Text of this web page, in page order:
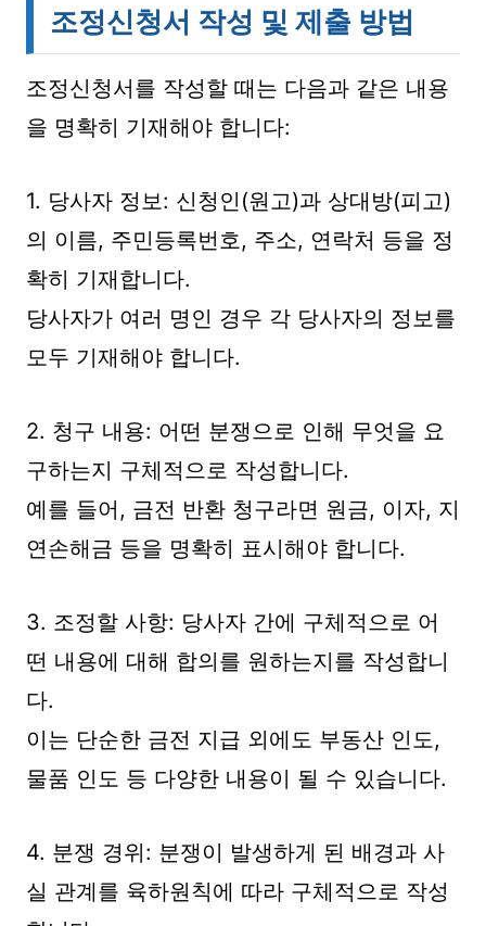
조정신청서 작성 및 제출 방법
조정신청서를 작성할 때는 다음과 같은 내용
을 명확히 기재해야 합니다:
1. 당사자 정보: 신청인(원고)과 상대방(피고)
의 이름, 주민등록번호, 주소, 연락처 등을 정
확히 기재합니다.
당사자가 여러 명인 경우 각 당사자의 정보를
모두 기재해야 합니다.
2. 청구 내용: 어떤 분쟁으로 인해 무엇을 요
구하는지 구체적으로 작성합니다.
예를 들어, 금전 반환 청구라면 원금, 이자, 지
연손해금 등을 명확히 표시해야 합니다.
3. 조정할 사항: 당사자 간에 구체적으로 어
떤 내용에 대해 합의를 원하는지를 작성합니
다.
이는 단순한 금전 지급 외에도 부동산 인도,
물품 인도 등 다양한 내용이 될 수 있습니다.
4. 분쟁 경위: 분쟁이 발생하게 된 배경과 사
실 관계를 육하원칙에 따라 구체적으로 작성